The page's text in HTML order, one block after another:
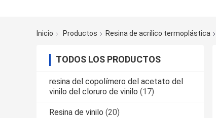
Inicio Productos Resina de acrílico termoplástica
TODOS LOS PRODUCTOS
resina del copolímero del acetato del
vinilo del cloruro de vinilo (17)
Resina de vinilo (20)